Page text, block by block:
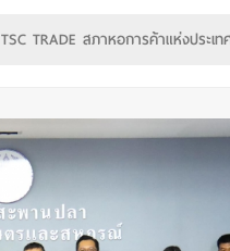
TSC TRADE สภาหอการค้าแห่งประเ